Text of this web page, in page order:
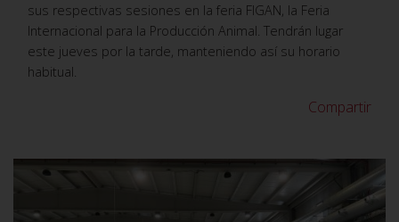
sus respectivas sesiones en la feria FIGAN, la Feria
Internacional para la Producción Animal. Tendrán lugar
este jueves por la tarde, manteniendo así su horario
habitual.
Compartir